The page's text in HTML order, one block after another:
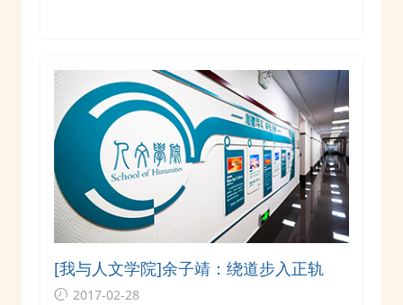
[我与人文学院]余子靖：绕道步入正轨
2017-02-28